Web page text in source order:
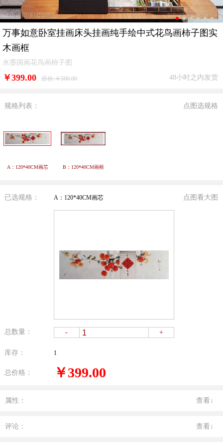
万事如意卧室挂画床头挂画纯手绘中式花鸟画柿子图实
木画框
水墨国画花鸟画柿子图
￥399.00 原价:￥500.00 48小时之内发货
规格列表： 点图选规格
A：120*40CM画芯 B：120*40CM画框
已选规格： A：120*40CM画芯 点图看大图
总数量： - +
库存： 1
总价格： ￥399.00
属性： 查看↓
评论： 查看↓